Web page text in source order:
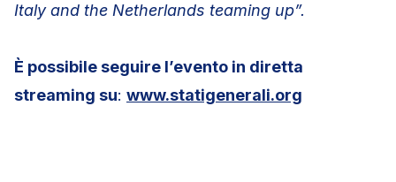
Italy and the Netherlands teaming up”.
È possibile seguire l’evento in diretta
streaming su: www.statigenerali.org